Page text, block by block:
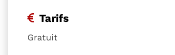
Tarifs
Gratuit